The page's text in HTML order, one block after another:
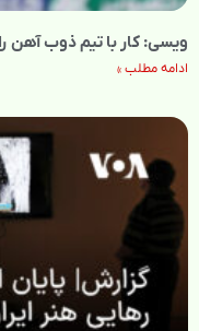
ویسی: کار با تیم ذوب آهن
ادامه مطلب »